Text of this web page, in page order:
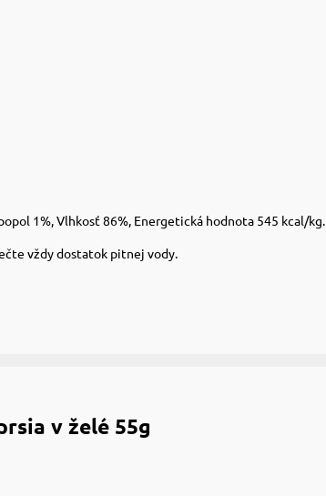
1%, Vlhkosť 86%, Energetická hodnota 545 kcal/kg.
vždy dostatok pitnej vody.
v želé 55g